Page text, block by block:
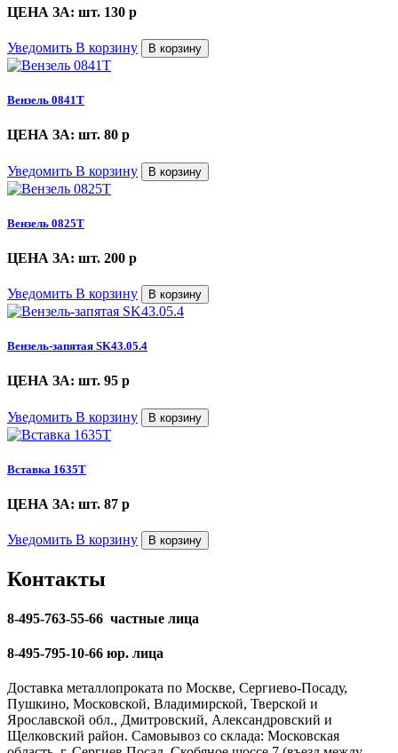
ЦЕНА ЗА: шт. 130 p
Уведомить В корзину В корзину
Вензель 0841Т
ЦЕНА ЗА: шт. 80 p
Уведомить В корзину В корзину
Вензель 0825Т
ЦЕНА ЗА: шт. 200 p
Уведомить В корзину В корзину
Вензель-запятая SK43.05.4
ЦЕНА ЗА: шт. 95 p
Уведомить В корзину В корзину
Вставка 1635Т
ЦЕНА ЗА: шт. 87 p
Уведомить В корзину В корзину
Контакты
8-495-763-55-66 частные лица
8-495-795-10-66 юр. лица
Доставка металлопроката по Москве, Сергиево-Посаду,
Пушкино, Московской, Владимирской, Тверской и
Ярославской обл., Дмитровский, Александровский и
Щелковский район. Самовывоз со склада: Московская